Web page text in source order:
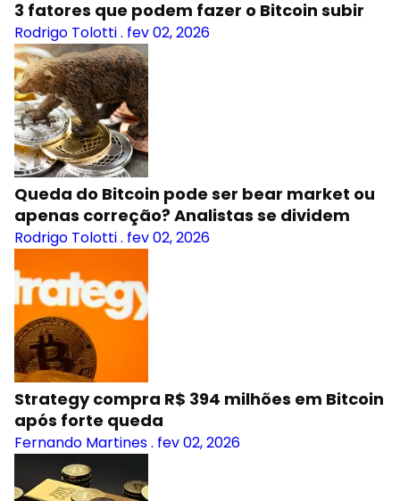
3 fatores que podem fazer o Bitcoin subir
Rodrigo Tolotti. fev 02, 2026
Queda do Bitcoin pode ser bear market ou
apenas correção? Analistas se dividem
Rodrigo Tolotti. fev 02, 2026
Strategy compra R$ 394 milhões em Bitcoin
após forte queda
Fernando Martines. fev 02, 2026